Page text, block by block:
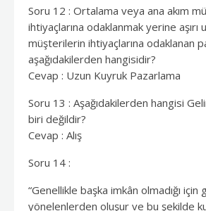
Soru 12 : Ortalama veya ana akım
ihtiyaçlarına odaklanmak yerine aşırı
müşterilerin ihtiyaçlarına odaklanan
aşağıdakilerden hangisidir?
Cevap : Uzun Kuyruk Pazarlama
Soru 13 : Aşağıdakilerden hangisi
biri değildir?
Cevap : Alış
Soru 14 :
“Genellikle başka imkân olmadığı için
yönelenlerden oluşur ve bu şekilde